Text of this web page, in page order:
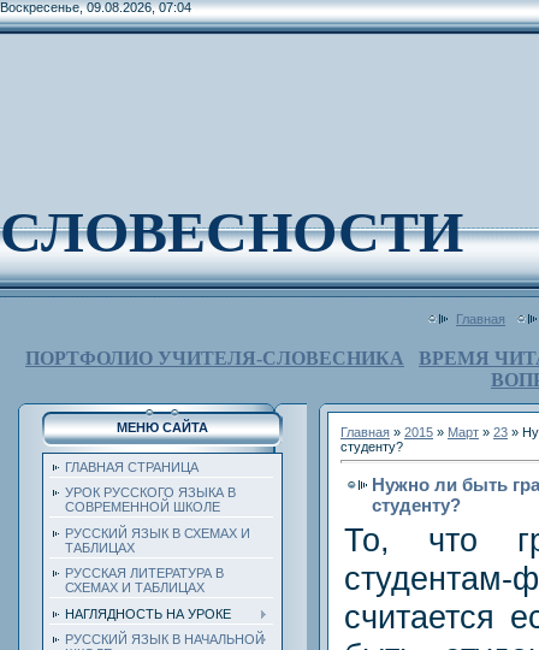
Воскресенье, 09.08.2026, 07:04
СЛОВЕСНОСТИ
Главная
ПОРТФОЛИО УЧИТЕЛЯ-СЛОВЕСНИКА
ВРЕМЯ
МЕНЮ САЙТА
ГЛАВНАЯ СТРАНИЦА
УРОК РУССКОГО ЯЗЫКА В
СОВРЕМЕННОЙ ШКОЛЕ
РУССКИЙ ЯЗЫК В СХЕМАХ И
ТАБЛИЦАХ
РУССКАЯ ЛИТЕРАТУРА В
СХЕМАХ И ТАБЛИЦАХ
НАГЛЯДНОСТЬ НА УРОКЕ
РУССКИЙ ЯЗЫК В НАЧАЛЬНОЙ
Главная » 2015 » Март » 23 »
студенту?
Нужно ли быть
студенту?
То, что
студентам-
считается